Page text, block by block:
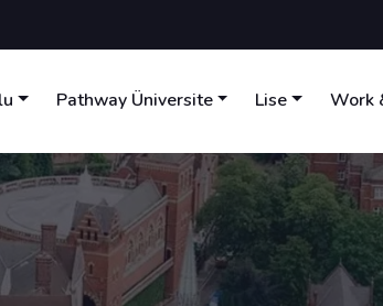
Pathway Üniversite Lise Work